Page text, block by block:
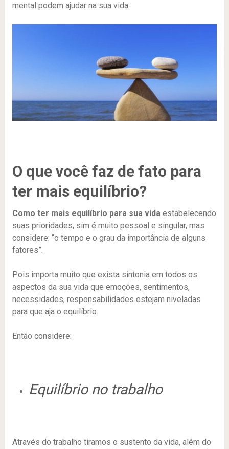
mental podem ajudar na sua vida.
O que você faz de fato para
ter mais equilíbrio?
Como ter mais equilíbrio para sua vida estabelecendo
suas prioridades, sim é muito pessoal e singular, mas
considere: “o tempo e o grau da importância de alguns
fatores”.
Pois importa muito que exista sintonia em todos os
aspectos da sua vida que emoções, sentimentos,
necessidades, responsabilidades estejam niveladas
para que aja o equilíbrio.
Então considere:
Equilíbrio no trabalho
Através do trabalho tiramos o sustento da vida, além do